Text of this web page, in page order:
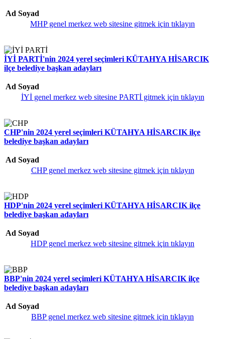
Ad Soyad
MHP genel merkez web sitesine gitmek için tıklayın
İYİ PARTİ'nin 2024 yerel seçimleri KÜTAHYA HİSARCIK
ilçe belediye başkan adayları
Ad Soyad
İYİ genel merkez web sitesine PARTİ gitmek için tıklayın
CHP'nin 2024 yerel seçimleri KÜTAHYA HİSARCIK ilçe
belediye başkan adayları
Ad Soyad
CHP genel merkez web sitesine gitmek için tıklayın
HDP'nin 2024 yerel seçimleri KÜTAHYA HİSARCIK ilçe
belediye başkan adayları
Ad Soyad
HDP genel merkez web sitesine gitmek için tıklayın
BBP'nin 2024 yerel seçimleri KÜTAHYA HİSARCIK ilçe
belediye başkan adayları
Ad Soyad
BBP genel merkez web sitesine gitmek için tıklayın